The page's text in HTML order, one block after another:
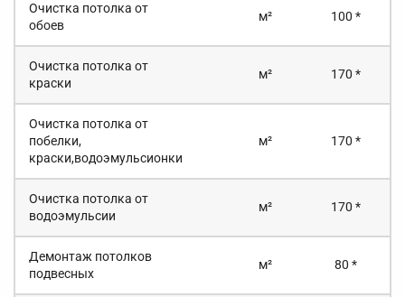
Очистка потолка от
обоев
м² 100 *
Очистка потолка от
краски
м² 170 *
Очистка потолка от
побелки,
краски,водоэмульсионки
м² 170 *
Очистка потолка от
водоэмульсии
м² 170 *
Демонтаж потолков
подвесных
м² 80 *